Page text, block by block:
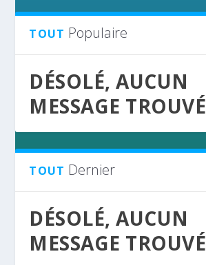
TOUT Populaire
DÉSOLÉ, AUCUN
MESSAGE TROUVÉ
TOUT Dernier
DÉSOLÉ, AUCUN
MESSAGE TROUVÉ